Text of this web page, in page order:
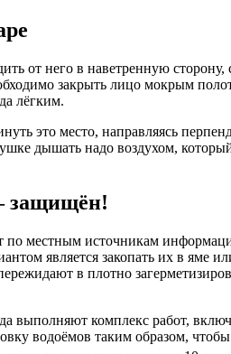
от него в наветренную сторону,
закрыть лицо мокрым
лёгким.
это место, направляясь
дышать надо воздухом,
защищён!
местным источникам
является закопать их в яме
в плотно
выполняют комплекс работ,
водоёмов таким образом,